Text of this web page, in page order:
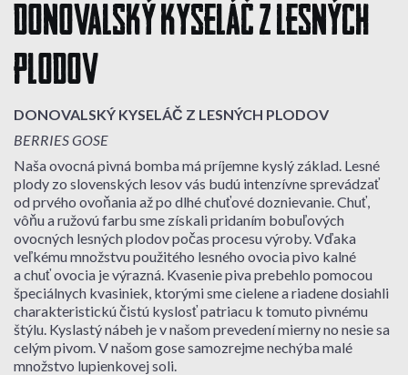
DONOVALSKÝ KYSELÁČ Z LESNÝCH
PLODOV
DONOVALSKÝ KYSELÁČ Z LESNÝCH PLODOV
BERRIES GOSE
Naša ovocná pivná bomba má príjemne kyslý základ. Lesné
plody zo slovenských lesov vás budú intenzívne sprevádzať
od prvého ovoňania až po dlhé chuťové doznievanie. Chuť,
vôňu a ružovú farbu sme získali pridaním bobuľových
ovocných lesných plodov počas procesu výroby. Vďaka
veľkému množstvu použitého lesného ovocia pivo kalné
a chuť ovocia je výrazná. Kvasenie piva prebehlo pomocou
špeciálnych kvasiniek, ktorými sme cielene a riadene dosiahli
charakteristickú čistú kyslosť patriacu k tomuto pivnému
štýlu. Kyslastý nábeh je v našom prevedení mierny no nesie sa
celým pivom. V našom gose samozrejme nechýba malé
množstvo lupienkovej soli.